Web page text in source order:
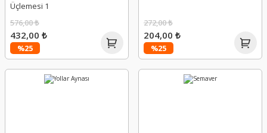
Üçlemesi 1
%25
576,00 ₺
432,00 ₺
%25
272,00 ₺
204,00 ₺